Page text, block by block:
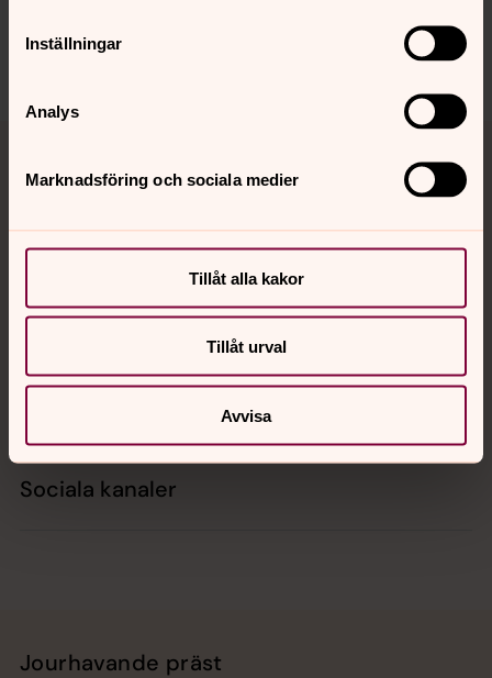
Inställningar
Analys
Marknadsföring och sociala medier
Tillåt alla kakor
Tillåt urval
Avvisa
Dela
Kontakt
Kalender
Sociala kanaler
Jourhavande präst